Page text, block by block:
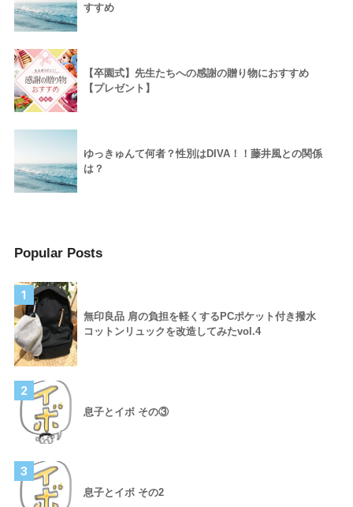
すすめ
【卒園式】先生たちへの感謝の贈り物におすすめ
【プレゼント】
ゆっきゅんて何者？性別はDIVA！！藤井風との関係
は？
Popular Posts
1
無印良品 肩の負担を軽くするPCポケット付き撥水
コットンリュックを改造してみたvol.4
2
息子とイボ その③
3
息子とイボ その2